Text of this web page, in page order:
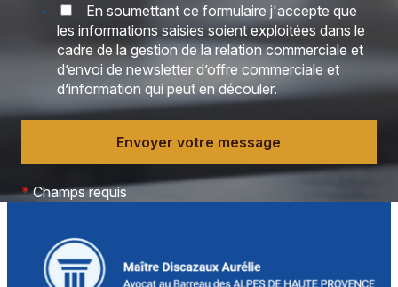
En soumettant ce formulaire j'accepte que
les informations saisies soient exploitées dans le
cadre de la gestion de la relation commerciale et
d’envoi de newsletter d’offre commerciale et
d’information qui peut en découler.
*Champs requis